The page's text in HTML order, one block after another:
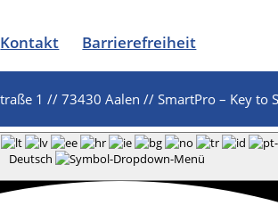
Kontakt Barrierefreiheit
1 // 73430 Aalen // SmartPro – Key to
Deutsch